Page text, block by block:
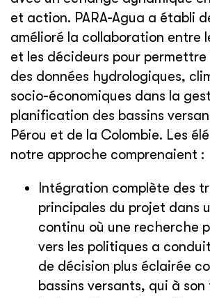
et action. PARA-Agua a établi
amélioré la collaboration entre
et les décideurs pour
des données hydrologiques,
socio-économiques dans la
planification des bassins
Pérou et de la Colombie. Les
notre approche comprenaient :
Intégration complète des
principales du projet dans
continu où une recherche
vers les politiques a
de décision plus éclairée
bassins versants, qui à